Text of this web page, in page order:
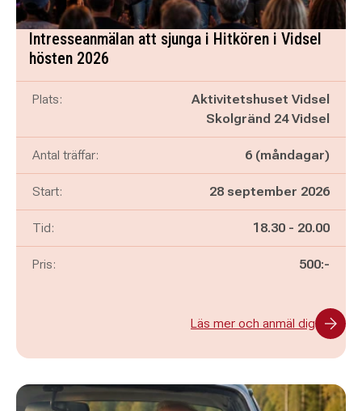
Intresseanmälan att sjunga i Hitkören i Vidsel
hösten 2026
Plats:
Aktivitetshuset Vidsel
Skolgränd 24 Vidsel
Antal träffar: 6 (måndagar)
Start: 28 september 2026
Tid: Pågår mellan
18.30 - och
20.00
Pris: 500:-
Läs mer och anmäl dig